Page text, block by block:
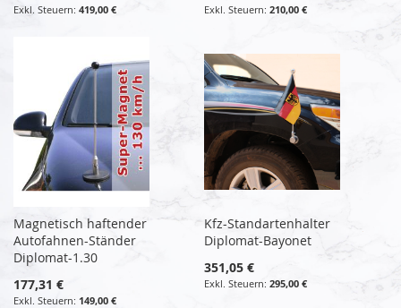
419,00 € 210,00 €
Magnetisch haftender
Autofahnen-Ständer
Diplomat-1.30
177,31 €
149,00 €
Kfz-Standartenhalter
Diplomat-Bayonet
351,05 €
295,00 €